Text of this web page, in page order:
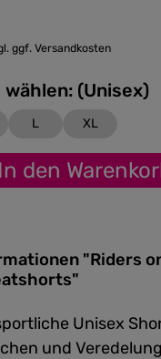
ggf. Versandkosten
Bitte Größe wählen: (Unisex)
L XL
In den
"Riders
Unisex
und